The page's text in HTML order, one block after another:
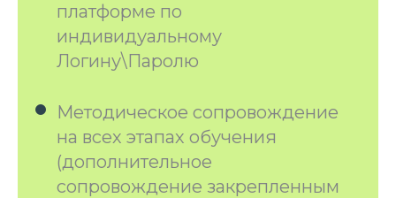
платформе по
индивидуальному
Логину\Паролю
Методическое сопровождение
на всех этапах обучения
(дополнительное
сопровождение закрепленным